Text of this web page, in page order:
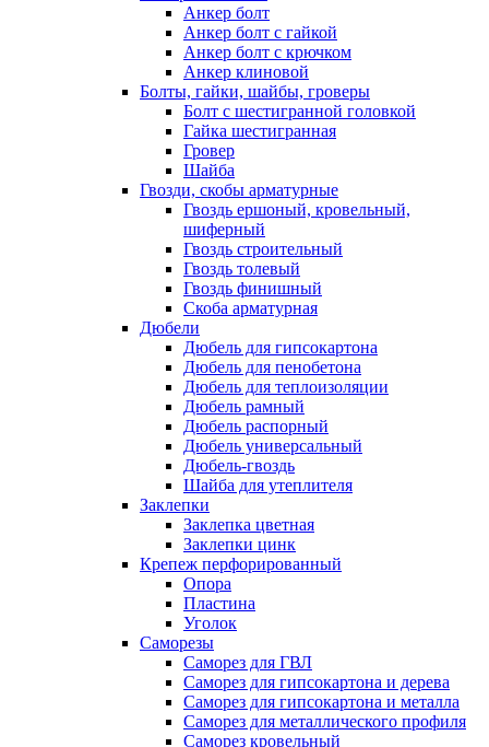
Анкер болт
Анкер болт с гайкой
Анкер болт с крючком
Анкер клиновой
Болты, гайки, шайбы, гроверы
Болт c шестигранной головкой
Гайка шестигранная
Гровер
Шайба
Гвозди, скобы арматурные
Гвоздь ершоный, кровельный,
шиферный
Гвоздь строительный
Гвоздь толевый
Гвоздь финишный
Скоба арматурная
Дюбели
Дюбель для гипсокартона
Дюбель для пенобетона
Дюбель для теплоизоляции
Дюбель рамный
Дюбель распорный
Дюбель универсальный
Дюбель-гвоздь
Шайба для утеплителя
Заклепки
Заклепка цветная
Заклепки цинк
Крепеж перфорированный
Опора
Пластина
Уголок
Саморезы
Саморез для ГВЛ
Саморез для гипсокартона и дерева
Саморез для гипсокартона и металла
Саморез для металлического профиля
Саморез кровельный